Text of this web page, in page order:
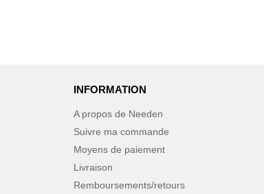
INFORMATION
A propos de Needen
Suivre ma commande
Moyens de paiement
Livraison
Remboursements/retours